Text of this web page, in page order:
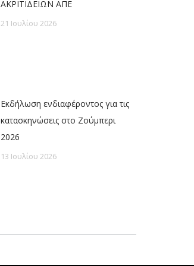
ΑΚΡΙΤΙΔΕΙΩΝ ΑΠΕ
21 Ιουλίου 2026
Εκδήλωση ενδιαφέροντος για τις
κατασκηνώσεις στο Ζούμπερι
2026
13 Ιουλίου 2026